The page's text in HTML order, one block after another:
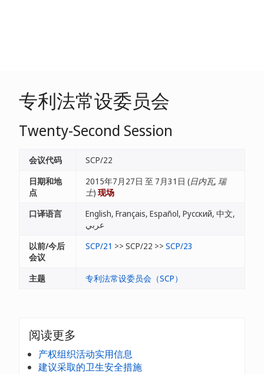
专利法常设委员会
Twenty-Second Session
会议代码
SCP/22
日期和地
点
2015年7月27日 至 7月31日 (日内瓦, 瑞
士) 现场
口译语言
English, Français, Español, Русский, 中文,
عربي
以前/今后
会议
SCP/21 >> SCP/22 >> SCP/23
主题 专利法常设委员会（SCP）
阅读更多
产权组织活动实用信息
建议采取的卫生安全措施